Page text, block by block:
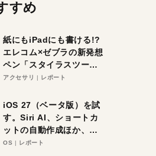
すめ
紙にもiPadにも書ける!?
エレコム×ゼブラの新発想
ペン「スタイラスツーウ
ェイ」レビュー。持ち替
アクセサリ レポート
iOS 27（ベータ版）を試
す。Siri AI、ショートカ
ットの自動作成ほか、期
待大の便利機能5選。
OS レポート